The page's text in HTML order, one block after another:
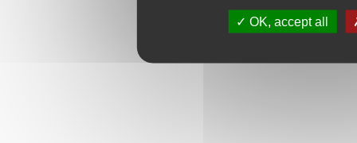
OK, accept all